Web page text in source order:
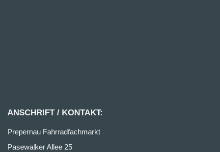
ANSCHRIFT / KONTAKT:
Prepernau Fahrradfachmarkt
Pasewalker Allee 25